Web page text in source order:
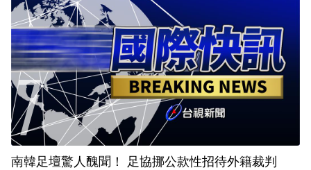
南韓足壇驚人醜聞！ 足協挪公款性招待外籍裁判